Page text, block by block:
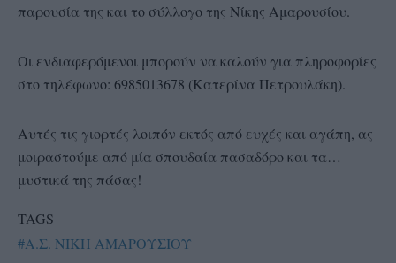
παρουσία της και το σύλλογο της Νίκης Αμαρουσίου.
Οι ενδιαφερόμενοι μπορούν να καλούν για πληροφορίες
στο τηλέφωνο: 6985013678 (Κατερίνα Πετρουλάκη).
Αυτές τις γιορτές λοιπόν εκτός από ευχές και αγάπη, ας
μοιραστούμε από μία σπουδαία πασαδόρο και τα…
μυστικά της πάσας!
TAGS
#Α.Σ. ΝΙΚΗ ΑΜΑΡΟΥΣΙΟΥ